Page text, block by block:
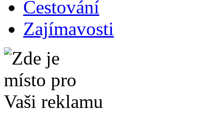
Cestování
Zajímavosti